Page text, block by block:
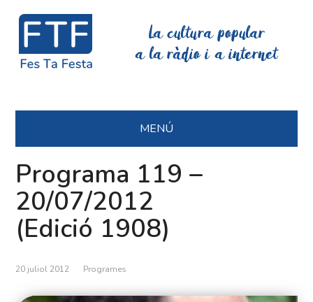
La cultura popular
a la ràdio i a internet
MENÚ
Programa 119 –
20/07/2012
(Edició 1908)
20 juliol 2012 Programes